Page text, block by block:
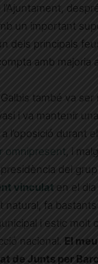
un important
dels principals
amb majoria
també va
i va mantenir
l’oposició durant el
omnipresent , i
del grup
vinculat en el
natural, fa
i estic molt
nacional. El
de Junts per